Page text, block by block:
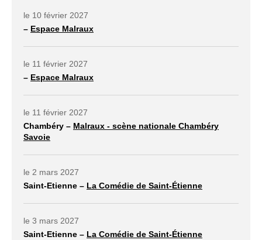
le 10 février 2027
– Espace Malraux
le 11 février 2027
– Espace Malraux
le 11 février 2027
Chambéry – Malraux - scène nationale Chambéry
Savoie
le 2 mars 2027
Saint-Etienne – La Comédie de Saint-Étienne
le 3 mars 2027
Saint-Etienne – La Comédie de Saint-Étienne